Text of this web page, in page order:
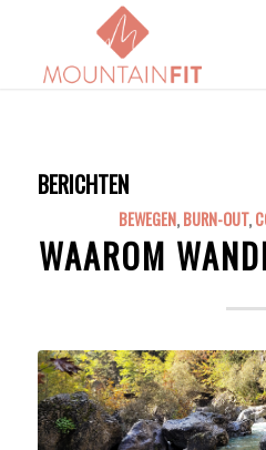
BERICHTEN
BEWEGEN,BURN-OUT,
WAAROM